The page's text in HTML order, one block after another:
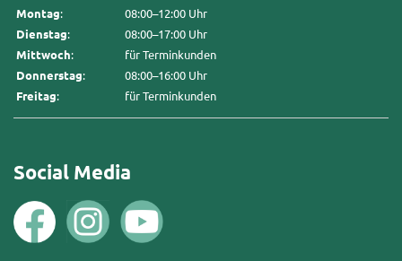
Montag:
08:00–12:00 Uhr
Dienstag:
08:00–17:00 Uhr
Mittwoch:
für Terminkunden
Donnerstag:
08:00–16:00 Uhr
Freitag: für Terminkunden
Social Media